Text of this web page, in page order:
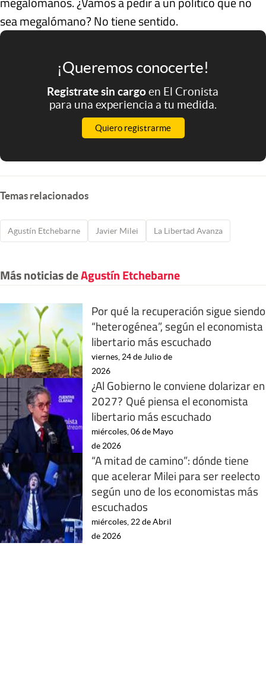
sea megalómano? No tiene sentido.
¡Queremos conocerte!
Registrate sin cargoen El Cronista
para una experiencia a tu medida.
Quiero registrarme
Temas relacionados
Agustín Etchebarne Javier Milei La Libertad Avanza
Más noticias deAgustín Etchebarne
Por qué la recuperación sigue siendo
“heterogénea”, según el economista
libertario más escuchado
viernes, 24 de Julio de
2026
¿Al Gobierno le conviene dolarizar en
2027? Qué piensa el economista
libertario más escuchado
miércoles, 06 de Mayo
de 2026
“A mitad de camino”: dónde tiene
que acelerar Milei para ser reelecto
según uno de los economistas más
escuchados
miércoles, 22 de Abril
de 2026